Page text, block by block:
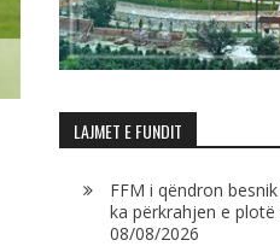
LAJMET E FUNDIT
FFM i qëndron
ka përkrahjen e
08/08/2026